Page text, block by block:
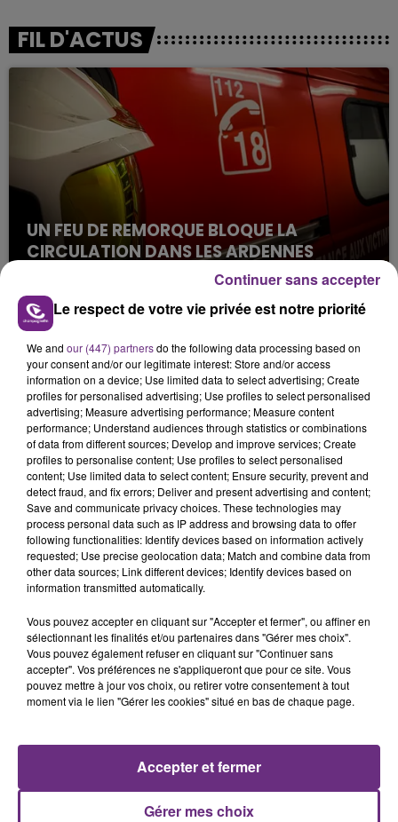
FIL D'ACTUS
UN FEU DE REMORQUE BLOQUE LA
CIRCULATION DANS LES ARDENNES
Un feu de remorque s'est déclaré ce mercredi en
fin de matinée sur l'A34.
VENEZ FÊTER CE WEEK-END
L'ANNIVERSAIRE DE WOINIC
Ce samedi 8 août sera un grand jour :
l'anniversaire du plus gros sanglier du monde.
Une fête est donc organisée et vous êtes tous
conviés !
TITRES DIFFUSÉS
BENSON BOONE
Beautiful Things
PIERRE DE MAERE
Je Pense A Vous
Le respect de votre vie privée est notre priorité
We and our (447) partnersdo the following data processing based on
your consent and/or our legitimate interest: Store and/or access
information on a device; Use limited data to select advertising; Create
profiles for personalised advertising; Use profiles to select personalised
advertising; Measure advertising performance; Measure content
performance; Understand audiences through statistics or combinations
of data from different sources; Develop and improve services; Create
profiles to personalise content; Use profiles to select personalised
content; Use limited data to select content; Ensure security, prevent and
detect fraud, and fix errors; Deliver and present advertising and content;
Save and communicate privacy choices. These technologies may
process personal data such as IP address and browsing data to offer
following functionalities: Identify devices based on information actively
requested; Use precise geolocation data; Match and combine data from
other data sources; Link different devices; Identify devices based on
information transmitted automatically.
Vous pouvez accepter en cliquant sur "Accepter et fermer", ou affiner en
sélectionnant les finalités et/ou partenaires dans "Gérer mes choix".
Vous pouvez également refuser en cliquant sur "Continuer sans
accepter". Vos préférences ne s'appliqueront que pour ce site. Vous
pouvez mettre à jour vos choix, ou retirer votre consentement à tout
moment via le lien "Gérer les cookies" situé en bas de chaque page.
Gérer mes choix
Accepter et fermer
Continuer sans accepter